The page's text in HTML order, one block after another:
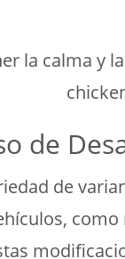
la calma y
de
de